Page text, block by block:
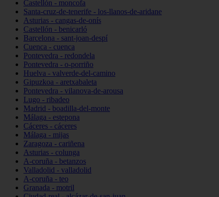
Castellón - moncofa
Santa-cruz-de-tenerife - los-llanos-de-aridane
Asturias - cangas-de-onís
Castellón - benicarló
Barcelona - sant-joan-despí
Cuenca - cuenca
Pontevedra - redondela
Pontevedra - o-porriño
Huelva - valverde-del-camino
Gipuzkoa - aretxabaleta
Pontevedra - vilanova-de-arousa
Lugo - ribadeo
Madrid - boadilla-del-monte
Málaga - estepona
Cáceres - cáceres
Málaga - mijas
Zaragoza - cariñena
Asturias - colunga
A-coruña - betanzos
Valladolid - valladolid
A-coruña - teo
Granada - motril